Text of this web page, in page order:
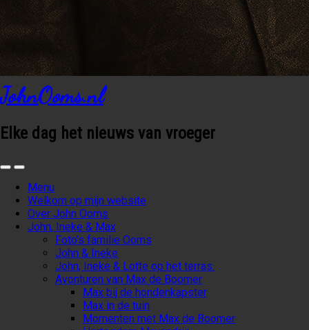
JohnOoms.nl
Elke dag het nieuws van vroeger
Menu
Welkom op mijn website
Over John Ooms
John, Ineke & Max
Foto’s familie Ooms
John & Ineke
John, Ineke & Lotte op het terras.
Avonturen van Max de Boomer
Max bij de hondenkapster
Max in de tuin
Momenten met Max de Boomer